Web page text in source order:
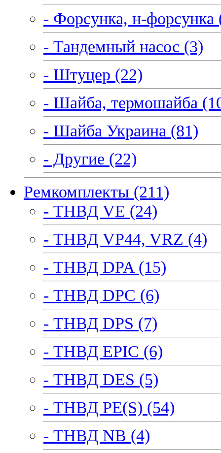
- Форсунка, н-форсунка
- Тандемный насос (3)
- Штуцер (22)
- Шайба, термошайба
- Шайба Украина (81)
- Другие (22)
Ремкомплекты (211)
- ТНВД VE (24)
- ТНВД VP44, VRZ (4)
- ТНВД DPA (15)
- ТНВД DPC (6)
- ТНВД DPS (7)
- ТНВД EPIC (6)
- ТНВД DES (5)
- ТНВД PE(S) (54)
- ТНВД NB (4)